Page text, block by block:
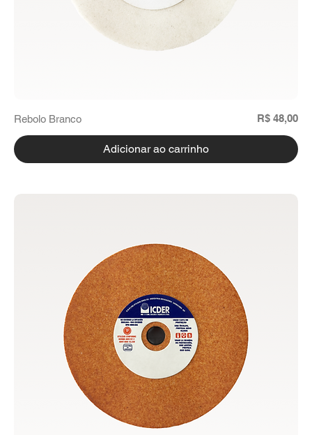
Rebolo Branco Preço
R$ 48,00
Adicionar ao carrinho